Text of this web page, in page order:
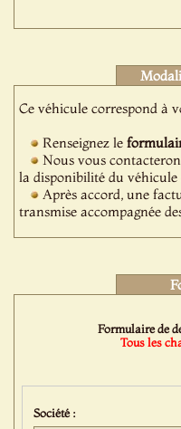
Ce véhicule correspond à
Renseignez le
Nous vous
la disponibilité du
Après accord, une
transmise accompagnée
Formulaire de
Tous les
Société :